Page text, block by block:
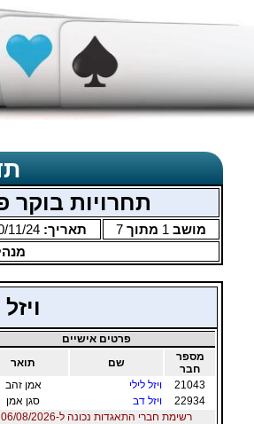
תחרויות בוקר
מושב 1 מתוך 7 תאריך: 11/24
פרטים אישיים
מספר
חבר
שם תואר
21043
ויזל לילי אמן זהב
22934
ויזל דב סגן אמן
רשימת חברי התאגדות נכונה ל-06/08/2026